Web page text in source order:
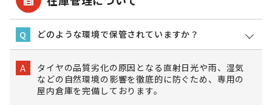
Q どのような環境で保管されていますか？
A
タイヤの品質劣化の原因となる直射日光や雨、湿気
などの自然環境の影響を徹底的に防ぐため、専用の
屋内倉庫を完備しております。